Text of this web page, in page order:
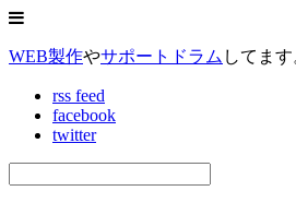
WEB製作やサポートドラム してます
rss feed
facebook
twitter